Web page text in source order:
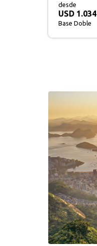
desde
USD 1.034
Base Doble